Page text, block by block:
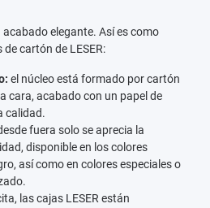
elegante. Así es como
cartón de LESER:
el núcleo está formado por cartón
cara, acabado con un papel de
calidad.
fuera solo se aprecia la
disponible en los colores
así como en colores especiales o
las cajas LESER están